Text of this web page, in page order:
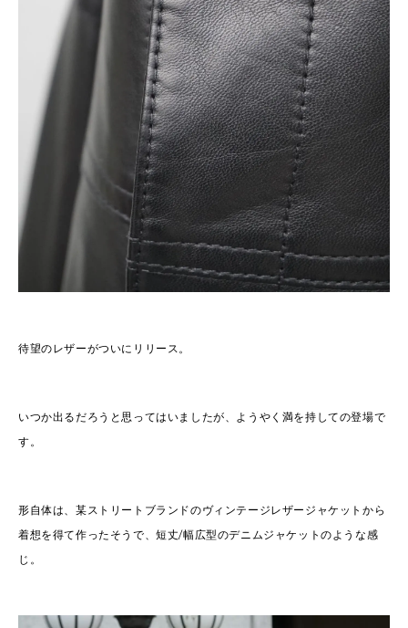
待望のレザーがついにリリース。
いつか出るだろうと思ってはいましたが、ようやく満を持しての登場で
す。
形自体は、某ストリートブランドのヴィンテージレザージャケットから
着想を得て作ったそうで、短丈/幅広型のデニムジャケットのような感
じ。